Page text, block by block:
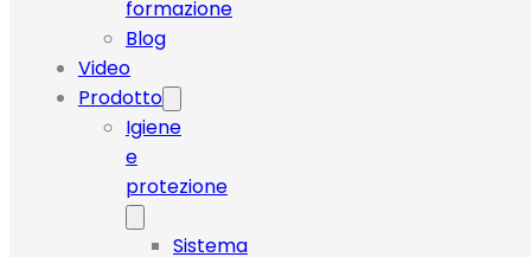
formazione
Blog
Video
Prodotto
Igiene
e
protezione
Sistema